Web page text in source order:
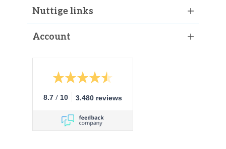
Nuttige links
Account
8.7 / 10 3.480 reviews